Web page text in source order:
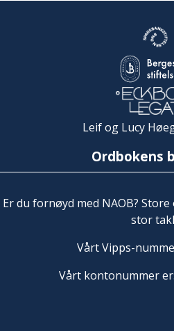
Leif og Lucy
Ordbokens
Er du fornøyd med NAOB?
stor
Vårt Vipps-
Vårt kontonummer er: